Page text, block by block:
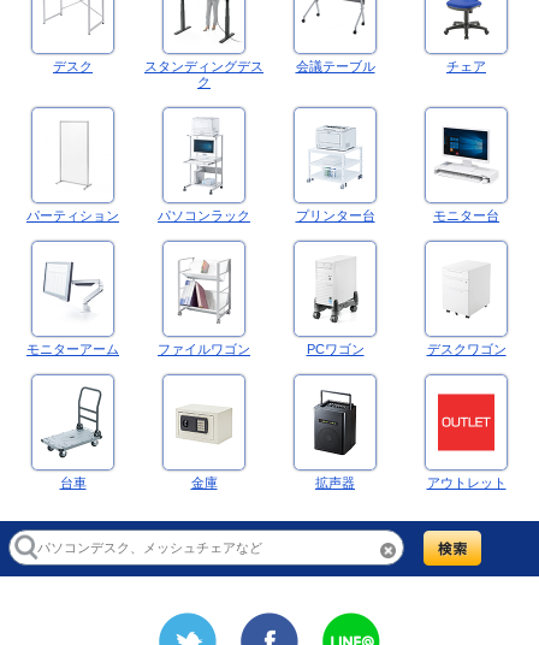
デスク
スタンディングデス
ク
会議テーブル チェア
パーティション パソコンラック プリンター台 モニター台
モニターアーム ファイルワゴン PCワゴン デスクワゴン
台車 金庫 拡声器 アウトレット